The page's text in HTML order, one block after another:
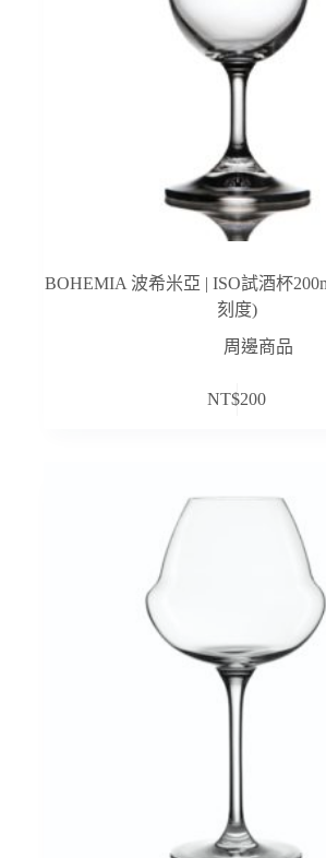
BOHEMIA 波希米亞 | ISO試酒杯
刻度)
周邊商品
NT$200